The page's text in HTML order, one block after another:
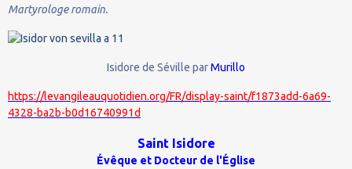
Martyrologe romain.
Isidore de Séville parMurillo
https://levangileauquotidien.org/FR/display-saint/f1873add-6a69-
4328-ba2b-b0d16740991d
Saint Isidore
Évêque et Docteur de l'Église